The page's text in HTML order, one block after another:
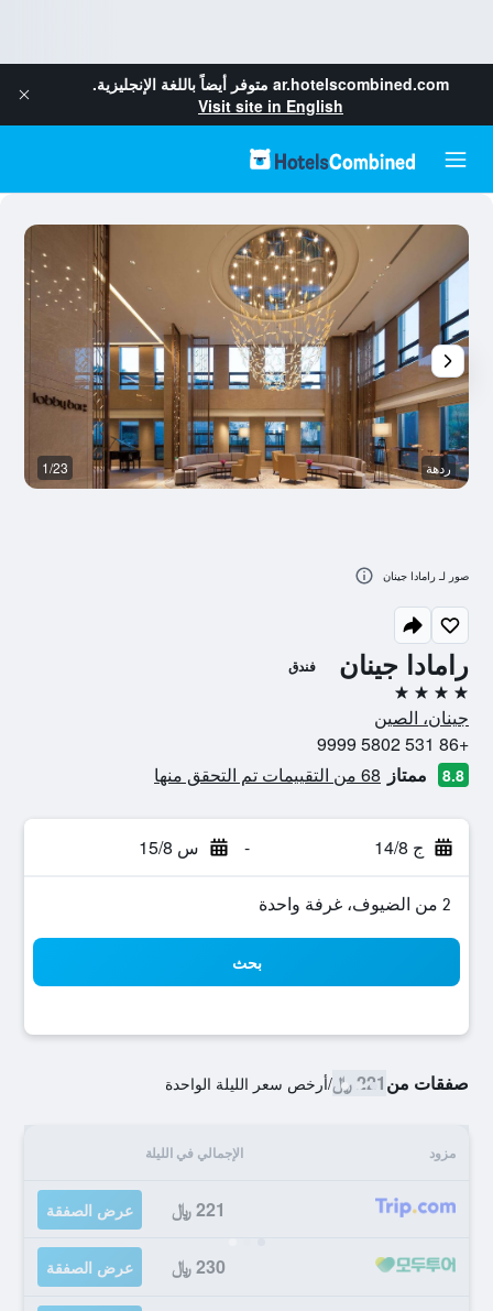
ar.hotelscombined.com متوفر أيضاً باللغة الإنجليزية.
Visit site in English
رامادا جينان فندق
4 نجوم
جينان، الصين
+86 531 5802 9999
8.8 ممتاز 68 من التقييمات تم التحقق منها
ج 14/8 - س 15/8
2 من الضيوف، غرفة واحدة
بحث
صفقات من221 ﷼ /أرخص سعر الليلة الواحدة
مزود الإجمالي في الليلة
221 ﷼ عرض الصفقة
230 ﷼ عرض الصفقة
ردهة 1/23
صور لـ رامادا جينان